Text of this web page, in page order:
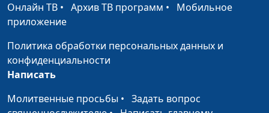
Онлайн ТВ • Архив ТВ программ • Мобильное
приложение
Политика обработки персональных данных и
конфиденциальности
Написать
Молитвенные просьбы • Задать вопрос